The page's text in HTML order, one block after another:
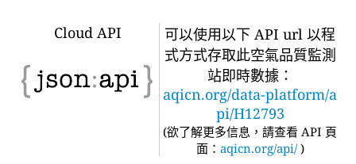
Cloud API
可以使用以下 API url 以程
式方式存取此空氣品質監測
站即時數據：
aqicn.org/data-platform/a
pi/H12793
(欲了解更多信息，請查看 API 頁
面： aqicn.org/api/ )